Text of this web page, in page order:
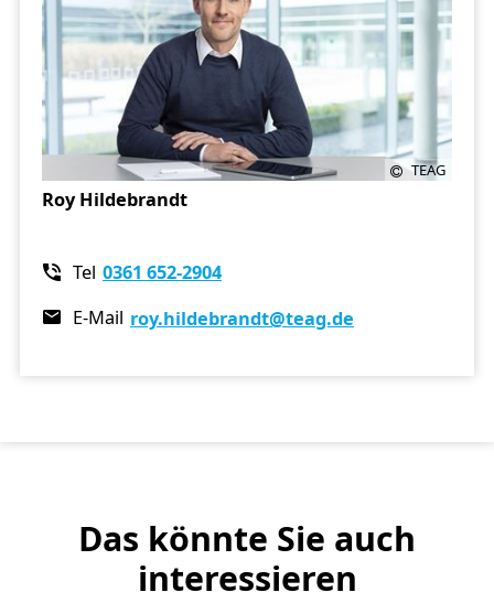
TEAG
Roy Hildebrandt
Tel 0361 652-2904
E-Mail roy.hildebrandt@teag.de
Das könnte Sie auch
interessieren